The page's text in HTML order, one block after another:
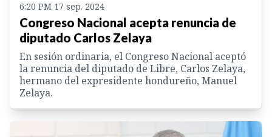
6:20 PM 17 sep. 2024
Congreso Nacional acepta renuncia de
diputado Carlos Zelaya
En sesión ordinaria, el Congreso Nacional aceptó
la renuncia del diputado de Libre, Carlos Zelaya,
hermano del expresidente hondureño, Manuel
Zelaya.